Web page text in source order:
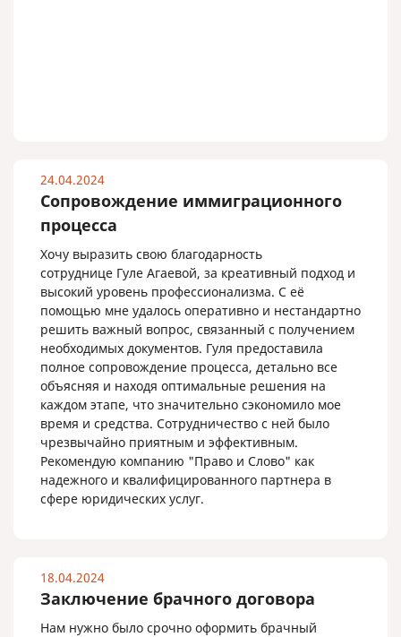
24.04.2024
Сопровождение иммиграционного
процесса
Хочу выразить свою благодарность
сотруднице Гуле Агаевой, за креативный подход и
высокий уровень профессионализма. С её
помощью мне удалось оперативно и нестандартно
решить важный вопрос, связанный с получением
необходимых документов. Гуля предоставила
полное сопровождение процесса, детально все
объясняя и находя оптимальные решения на
каждом этапе, что значительно сэкономило мое
время и средства. Сотрудничество с ней было
чрезвычайно приятным и эффективным.
Рекомендую компанию "Право и Слово" как
надежного и квалифицированного партнера в
сфере юридических услуг.
18.04.2024
Заключение брачного договора
Нам нужно было срочно оформить брачный